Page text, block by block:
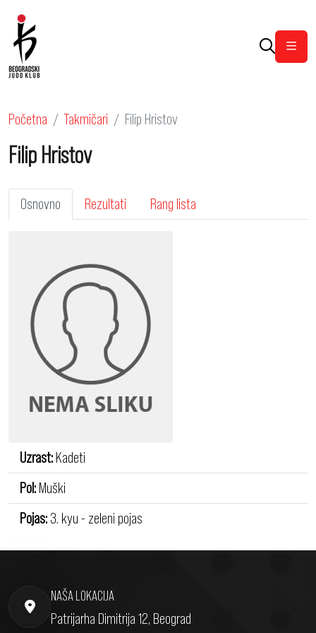
Početna Takmičari Filip Hristov
Filip Hristov
Osnovno Rezultati Rang lista
Uzrast: Kadeti
Pol: Muški
Pojas: 3. kyu - zeleni pojas
NAŠA LOKACIJA
Patrijarha Dimitrija 12, Beograd